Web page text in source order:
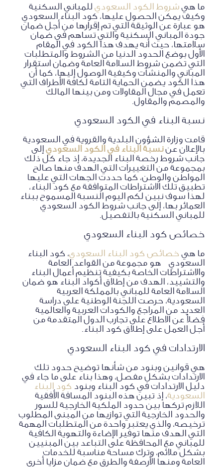
ما هيشروط الكود السعوديللمباني السكنية
وكيف يمكن الحصول عليها، كود البناء السعودي
هو عبارة عن الوثيقة التي تم إقرارها من أجل ضمان
جودة المباني السكنية والتي تساهم في ضمان
سلامتها، حيث أنه يهدف هذا الكود في المقام
الأول بوضع الحدود الدنيا من الشروط والمتطلبات
التي تضمن شروط السلامة العامة وضمان استقرار
المباني والمنشآت وكيفية الوصول إليها، كما أن
هذا الكود يضمن الحماية التامة لكافة الأطراف التي
تعمل في مجال المقاولات ومن بينها المالك
والمصمم والمقاول.
نسبة البناء في الكود السعودي
قامت وزارة الشؤون البلدية والقروية في السعودية
بالإعلان عننسبة البناء في الكود السعوديإلى
جانب شروط رخصة البناء الجديدة، إذ جاء كل ذلك
بمجموعة من التغييرات التي الهدف منها صالح
المواطن والوطن، كما حددت الجهات التي عليها
تطبيق تلك الاشتراطات المتوافقة مع كود البناء،
لهذا سوف نبين لكم اليوم النسبة المسموح ببناء
العمائر بها، إلى جانب شروط الكود السعودي
للمباني السكنية بالتفصيل.
خصائص كود البناء السعودي
ما هي خصائص كود البناء السعودي، كود البناء
السعودي هو مجموعة من القواعد العامة
والاشتراطات الخاصة بكيفية تنظيم أعمال البناء
والتشييد، الهدف من إطلاق أكواد البناء هو ضمان
السلامة العامة للمباني بالمملكة العربية
السعودية، حرصت اللجنة الوطنية على دراسة
العديد من المراجع والكودات العربية والعالمية
فضلاً عن الاطلاع على تجارب الدول المتقدمة من
أجل العمل على إطلاق كود البناء.
الارتدادات في كود البناء السعودي
هي قوانين وبنود من شأنها توضيح حدود تلك
الارتدادات بشكل مفصل، وهذا بناء على ما جاء في
دليل الارتدادات في كود البناء وبنود كود البناء
السعودية، إذ تبين هذه البنود المسافة الأفقية
اللازم تركها بين حدود الملكية الخارجية للسور
والحدود الخارجية التي توازيها من المبنى المطلوب
ترخيصه، والذي يعتبر واحدة من المتطلبات المهمة
التي الهدف منها توفير الإضاءة والتهوية الكافية
للمباني مع المحافظة على التباعد بين المبنيين
بشكل ملائم، وترك مساحة مناسبة للخدمات
العامة ومنها الأرصفة والطرق مع ضمان مزايا أخرى